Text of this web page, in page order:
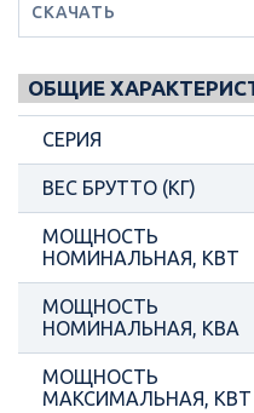
СКАЧАТЬ
ОБЩИЕ
СЕРИЯ
ВЕС БРУТТО (КГ)
МОЩНОСТЬ
НОМИНАЛЬНАЯ, КВТ
МОЩНОСТЬ
НОМИНАЛЬНАЯ, КВА
МОЩНОСТЬ
МАКСИМАЛЬНАЯ, КВТ